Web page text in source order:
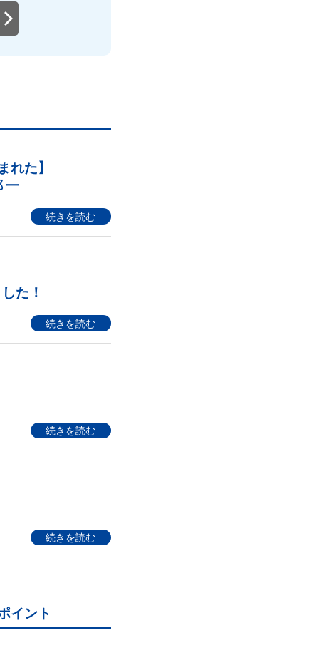
た】
⼀
続きを読む
た！
続きを読む
続きを読む
続きを読む
イント